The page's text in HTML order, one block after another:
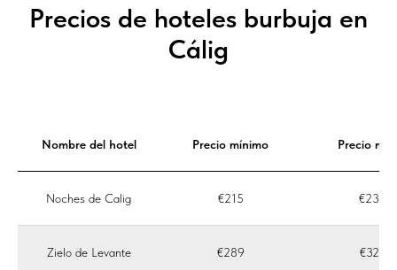
Precios de hoteles burbuja en
Cálig
Nombre del hotel Precio mínimo Precio
Noches de Calig €215 €239
Zielo de Levante €289 €322